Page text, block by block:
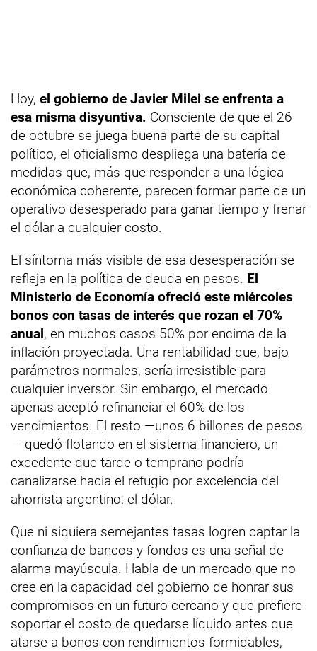
Hoy, el gobierno de Javier Milei se enfrenta a
esa misma disyuntiva. Consciente de que el 26
de octubre se juega buena parte de su capital
político, el oficialismo despliega una batería de
medidas que, más que responder a una lógica
económica coherente, parecen formar parte de un
operativo desesperado para ganar tiempo y frenar
el dólar a cualquier costo.
El síntoma más visible de esa desesperación se
refleja en la política de deuda en pesos. El
Ministerio de Economía ofreció este miércoles
bonos con tasas de interés que rozan el 70%
anual, en muchos casos 50% por encima de la
inflación proyectada. Una rentabilidad que, bajo
parámetros normales, sería irresistible para
cualquier inversor. Sin embargo, el mercado
apenas aceptó refinanciar el 60% de los
vencimientos. El resto —unos 6 billones de pesos
— quedó flotando en el sistema financiero, un
excedente que tarde o temprano podría
canalizarse hacia el refugio por excelencia del
ahorrista argentino: el dólar.
Que ni siquiera semejantes tasas logren captar la
confianza de bancos y fondos es una señal de
alarma mayúscula. Habla de un mercado que no
cree en la capacidad del gobierno de honrar sus
compromisos en un futuro cercano y que prefiere
soportar el costo de quedarse líquido antes que
atarse a bonos con rendimientos formidables,